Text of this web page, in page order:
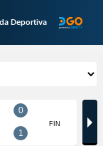
Deportiva